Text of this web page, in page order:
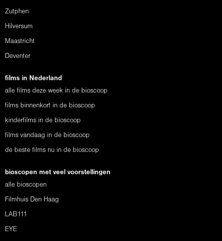
Zutphen
Hilversum
Maastricht
Deventer
films in Nederland
alle films deze week in de bioscoop
films binnenkort in de bioscoop
kinderfilms in de bioscoop
films vandaag in de bioscoop
de beste films nu in de bioscoop
bioscopen met veel voorstellingen
alle bioscopen
Filmhuis Den Haag
LAB111
EYE